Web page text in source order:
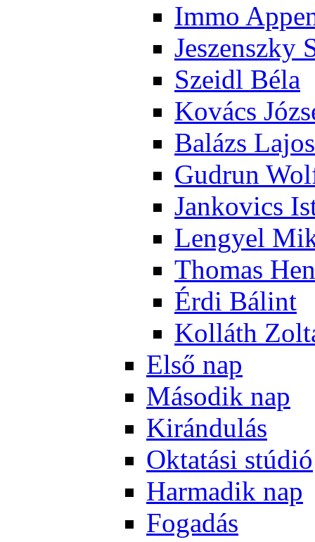
Im­mo
Je­szensz­ky
Szeidl Bé­la
Ko­vács
Ba­lázs La­jos
Gud­run
Jan­ko­vics
Len­gyel
Tho­mas
Ér­di Bá­lint
Kol­láth
El­ső nap
Má­so­dik nap
Ki­rán­du­lás
Ok­ta­tá­si stú­dió
Har­ma­dik nap
Fo­ga­dás